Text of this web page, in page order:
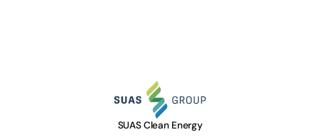
SUAS Clean Energy